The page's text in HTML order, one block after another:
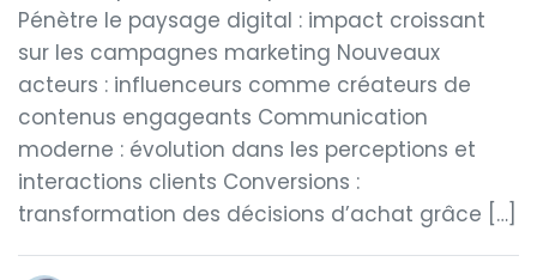
Pénètre le paysage digital : impact croissant
sur les campagnes marketing Nouveaux
acteurs : influenceurs comme créateurs de
contenus engageants Communication
moderne : évolution dans les perceptions et
interactions clients Conversions :
transformation des décisions d’achat grâce […]